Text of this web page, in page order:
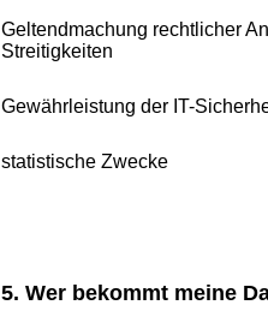
Geltendmachung rechtlicher
Streitigkeiten
Gewährleistung der IT-
statistische Zwecke
5. Wer bekommt meine